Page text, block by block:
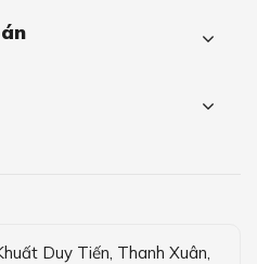
Duy Tiến, Thanh Xuân,